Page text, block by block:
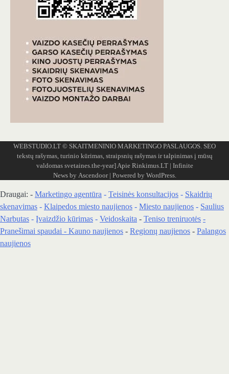
WEBSTUDIO.LT © SKAITMENINIO MARKETINGO PASLAUGOS. SEO
tekstų rašymas, turinio kūrimas, straipsnių rašymas ir talpinimas į mūsų
valdomas svetaines.the-year]Apie Rinkimus.LT| Infinite
News by Ascendoor| Powered by WordPress.
Draugai: - Marketingo agentūra - Teisinės konsultacijos - Skaidrių
skenavimas - Klaipedos miesto naujienos - Miesto naujienos - Saulius
Narbutas - Įvaizdžio kūrimas - Veidoskaita - Teniso treniruotės -
Pranešimai spaudai - Kauno naujienos - Regionų naujienos - Palangos
naujienos